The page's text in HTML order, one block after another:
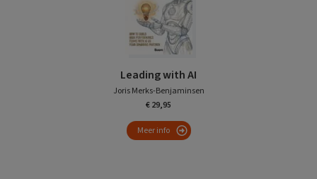
Leading with AI
Joris Merks-Benjaminsen
€ 29,95
Meer info